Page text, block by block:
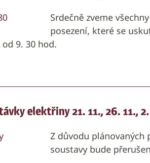
Srdečně zveme
posezení, které se
9. 30 hod.
elektřiny 21. 11., 26. 11.,
Z důvodu plánovaných
soustavy bude